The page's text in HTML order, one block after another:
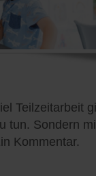
Teilzeitarbeit
tun. Sondern
Kommentar.